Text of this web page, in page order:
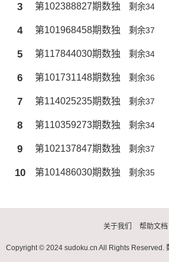
3 第102388827期数独 剩余34
4 第101968458期数独 剩余37
5 第117844030期数独 剩余34
6 第101731148期数独 剩余36
7 第114025235期数独 剩余37
8 第110359273期数独 剩余34
9 第102137847期数独 剩余37
10 第101486030期数独 剩余35
关于我们 帮助文档
Copyright © 2024 sudoku.cn All Rights Reserved.